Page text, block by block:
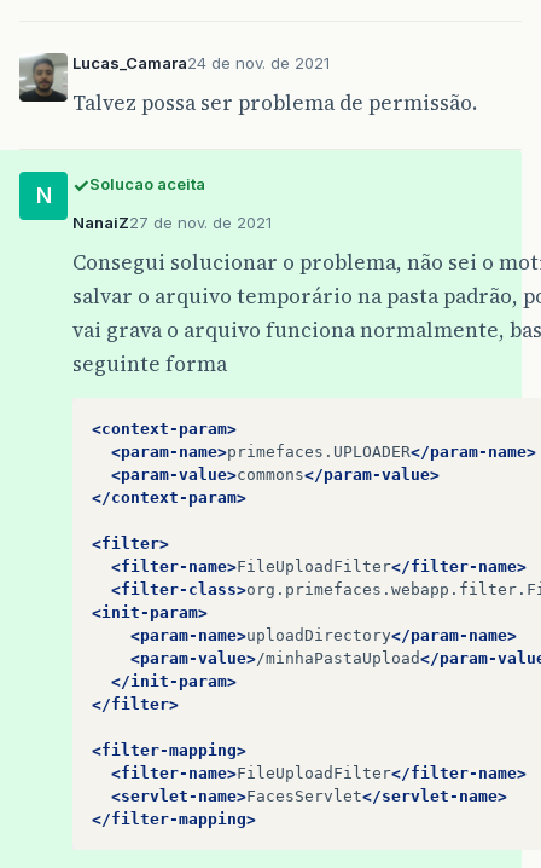
Lucas_Camara24 de nov. de 2021
Talvez possa ser problema de permissão.
N
Solucao aceita
NanaiZ27 de nov. de 2021
Consegui solucionar o problema, não sei o
salvar o arquivo temporário na pasta padrão,
vai grava o arquivo funciona normalmente,
seguinte forma
<context-param>
<param-name>primefaces.UPLOADER</param-name>
<param-value>commons</param-value>
</context-param>
<filter>
<filter-name>FileUploadFilter</filter-name>
<filter-class>
<init-param>
<param-name>uploadDirectory</param-name>
<param-value>/minhaPastaUpload</param-
</init-param>
</filter>
<filter-mapping>
<filter-name>FileUploadFilter</filter-name>
<servlet-name>FacesServlet</servlet-name>
</filter-mapping>